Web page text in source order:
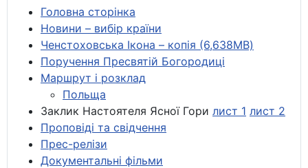
Головна сторінка
Новини – вибір країни
Ченстоховська Ікона – копія (6,638MB)
Поручення Пресвятій Богородиці
Маршрут і розклад
Польща
Заклик Настоятеля Ясної Гори лист 1 лист 2
Проповіді та свідчення
Прес-релізи
Документальні фільми